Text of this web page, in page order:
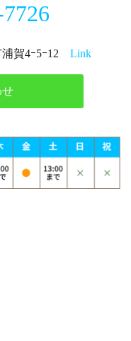
浦賀4ｰ5ｰ12 Link
せ